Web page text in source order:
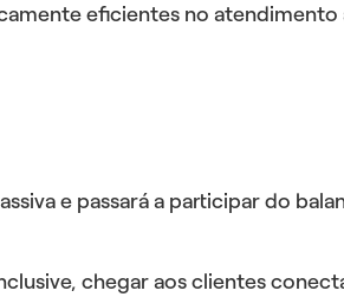
eficientes no atendimento
e passará a participar do
chegar aos clientes